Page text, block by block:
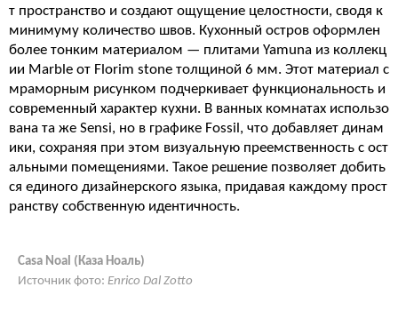
т пространство и создают ощущение целостности, сводя к
минимуму количество швов. Кухонный остров оформлен
более тонким материалом — плитами Yamuna из коллекц
ии Marble от Florim stone толщиной 6 мм. Этот материал с
мраморным рисунком подчеркивает функциональность и
современный характер кухни. В ванных комнатах использо
вана та же Sensi, но в графике Fossil, что добавляет динам
ики, сохраняя при этом визуальную преемственность с ост
альными помещениями. Такое решение позволяет добить
ся единого дизайнерского языка, придавая каждому прост
ранству собственную идентичность.
Casa Noal (Каза Ноаль)
Источник фото: Enrico Dal Zotto